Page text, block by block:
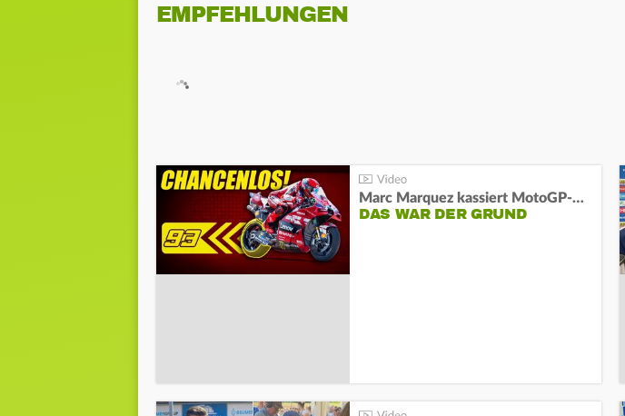
EMPFEHLUNGEN
Marc Marquez kassiert MotoGP-Sprint-Schlappe:
DAS WAR DER GRUND